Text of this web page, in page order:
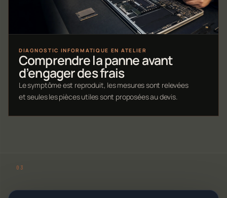
DIAGNOSTIC INFORMATIQUE EN ATELIER
Comprendre la panne avant
d’engager des frais
Le symptôme est reproduit, les mesures sont relevées
et seules les pièces utiles sont proposées au devis.